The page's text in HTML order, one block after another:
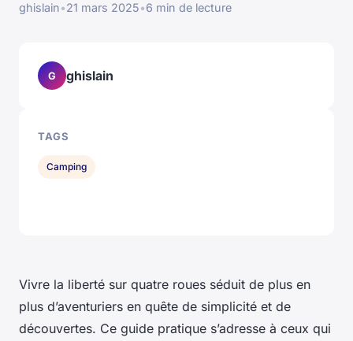
ghislain•21 mars 2025•6 min de lecture
Vivre la liberté sur quatre roues séduit de plus en
plus d’aventuriers en quête de simplicité et de
découvertes. Ce guide pratique s’adresse à ceux qui
G ghislain
TAGS
Camping